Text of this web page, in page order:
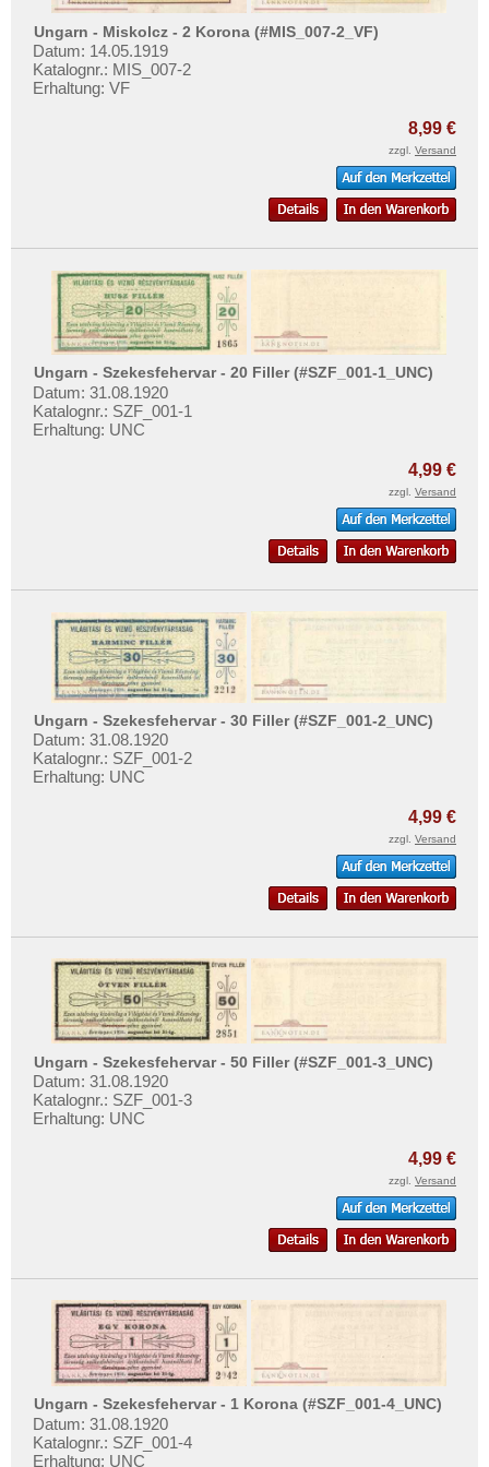
Testbanknoten
Banknotenbriefe
Kataloge
Informationen
Preislisten
Ankauf
Erhaltungsgrade
Gratisbanknoten
Privatsphäre und Datenschutz
Liefer- und Versandkosten
AGB
Impressum
Ungarn - Miskolcz - 2 Korona (#MIS_007-2_VF)
Datum: 14.05.1919
Katalognr.: MIS_007-2
Erhaltung: VF
8,99 €
zzgl. Versand
Ungarn - Szekesfehervar - 20 Filler (#SZF_001-1_UNC)
Datum: 31.08.1920
Katalognr.: SZF_001-1
Erhaltung: UNC
4,99 €
zzgl. Versand
Ungarn - Szekesfehervar - 30 Filler (#SZF_001-2_UNC)
Datum: 31.08.1920
Katalognr.: SZF_001-2
Erhaltung: UNC
4,99 €
zzgl. Versand
Ungarn - Szekesfehervar - 50 Filler (#SZF_001-3_UNC)
Datum: 31.08.1920
Katalognr.: SZF_001-3
Erhaltung: UNC
4,99 €
zzgl. Versand
Ungarn - Szekesfehervar - 1 Korona (#SZF_001-4_UNC)
Datum: 31.08.1920
Katalognr.: SZF_001-4
Erhaltung: UNC